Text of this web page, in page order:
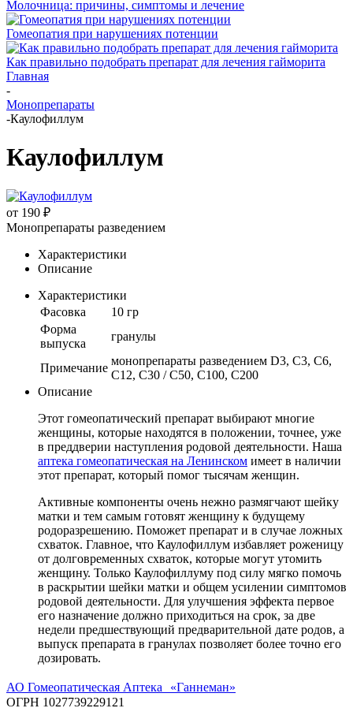
Молочница: причины, симптомы и лечение
Гомеопатия при нарушениях потенции
Как правильно подобрать препарат для лечения гайморита
Главная
-
Монопрепараты
-Каулофиллум
Каулофиллум
от 190 ₽
Монопрепараты разведением
Характеристики
Описание
Характеристики
Фасовка
10 гр
Форма
выпуска
гранулы
Примечание
монопрепараты разведением D3, C3, C6,
C12, C30 / С50, С100, С200
Описание
Этот гомеопатический препарат выбирают многие
женщины, которые находятся в положении, точнее, уже
в преддверии наступления родовой деятельности. Наша
аптека гомеопатическая на Ленинском имеет в наличии
этот препарат, который помог тысячам женщин.
Активные компоненты очень нежно размягчают шейку
матки и тем самым готовят женщину к будущему
родоразрешению. Поможет препарат и в случае ложных
схваток. Главное, что Каулофиллум избавляет роженицу
от долговременных схваток, которые могут утомить
женщину. Только Каулофиллуму под силу мягко помочь
в раскрытии шейки матки и общем усилении симптомов
родовой деятельности. Для улучшения эффекта первое
его назначение должно приходиться на срок, за две
недели предшествующий предварительной дате родов, а
выпуск препарата в гранулах позволяет более точно его
дозировать.
АО Гомеопатическая Аптека «Ганнеман»
ОГРН 1027739229121